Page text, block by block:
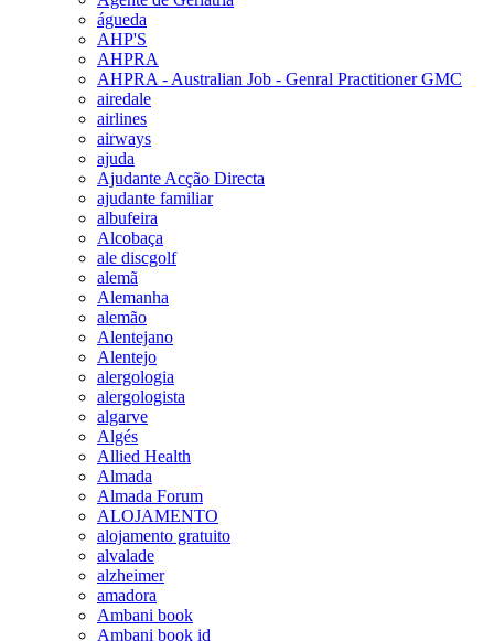
águeda
AHP'S
AHPRA
AHPRA - Australian Job - Genral Practitioner GMC
airedale
airlines
airways
ajuda
Ajudante Acção Directa
ajudante familiar
albufeira
Alcobaça
ale discgolf
alemã
Alemanha
alemão
Alentejano
Alentejo
alergologia
alergologista
algarve
Algés
Allied Health
Almada
Almada Forum
ALOJAMENTO
alojamento gratuito
alvalade
alzheimer
amadora
Ambani book
Ambani book id